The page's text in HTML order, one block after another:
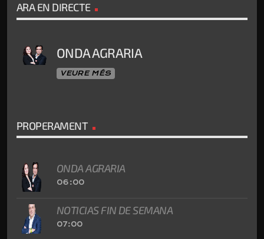
ARA EN DIRECTE
ONDA AGRARIA
VEURE MÉS
PROPERAMENT
ONDA AGRARIA
06:00
NOTICIAS FIN DE SEMANA
07:00